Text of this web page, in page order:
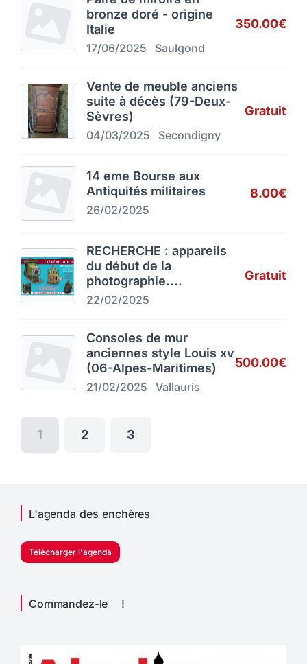
bronze doré - origine
Italie
17/06/2025 Saulgond
350.00€
Vente de meuble anciens
suite à décès (79-Deux-
Sèvres)
04/03/2025 Secondigny
Gratuit
14 eme Bourse aux
Antiquités militaires
26/02/2025
8.00€
RECHERCHE : appareils
du début de la
photographie....
22/02/2025
Gratuit
Consoles de mur
anciennes style Louis xv
(06-Alpes-Maritimes)
21/02/2025 Vallauris
500.00€
1 2 3
L'agenda des enchères
Télécharger l'agenda
Commandez-le !